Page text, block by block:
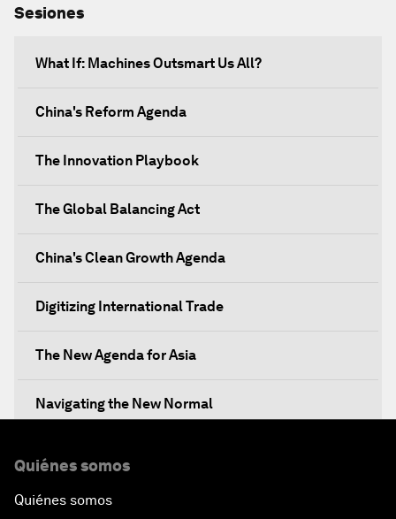
Sesiones
What If: Machines Outsmart Us All?
China's Reform Agenda
The Innovation Playbook
The Global Balancing Act
China's Clean Growth Agenda
Digitizing International Trade
The New Agenda for Asia
Navigating the New Normal
Cooperation
Quiénes somos
Quiénes somos